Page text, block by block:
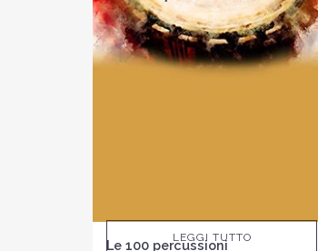
Le 100 percussioni
LEGGI TUTTO